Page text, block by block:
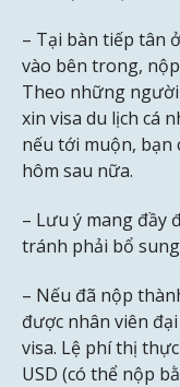
– Tại bàn tiếp tân
vào bên trong,
Theo những
xin visa du lịch cá
nếu tới muộn, bạn
hôm sau nữa.
– Lưu ý mang đầy
tránh phải bổ
– Nếu đã nộp
được nhân viên
visa. Lệ phí thị
USD (có thể nộp